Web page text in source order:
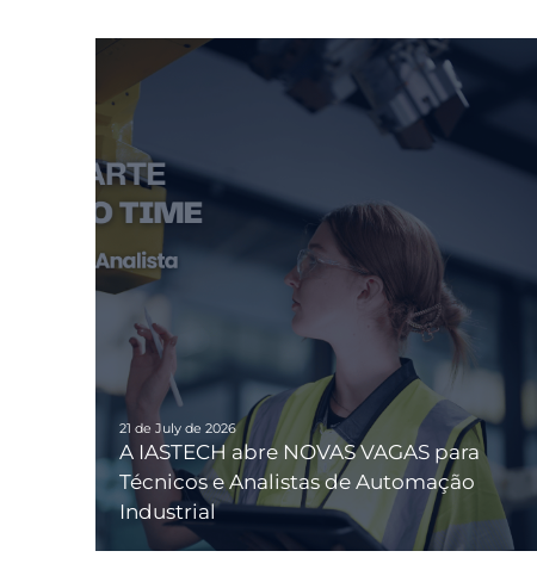
21 de July de 2026
A IASTECH abre NOVAS VAGAS para
Técnicos e Analistas de Automação
Industrial